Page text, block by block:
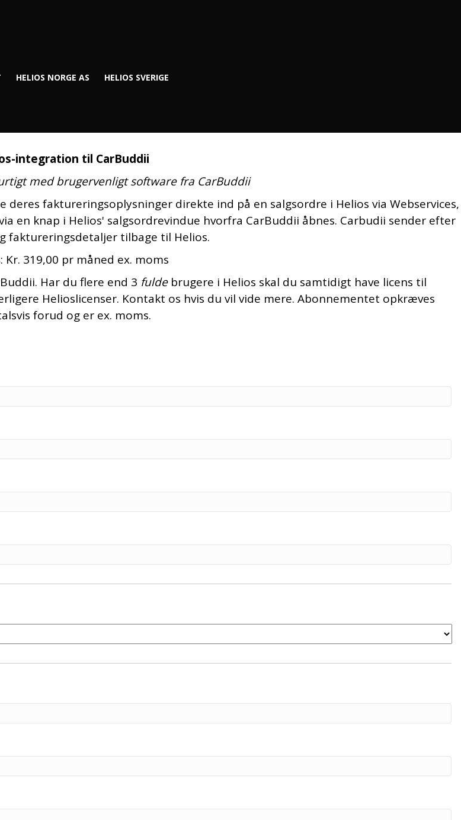
HELIOS NORGE AS HELIOS SVERIGE
integration til CarBuddii
med brugervenligt software fra CarBuddii
faktureringsoplysninger direkte ind på en salgsordre i Helios via Webservices,
en knap i Helios' salgsordrevindue hvorfra CarBuddii åbnes. Carbudii sender efter
faktureringsdetaljer tilbage til Helios.
Kr. 319,00 pr måned ex. moms
Har du flere end 3 fuldebrugere i Helios skal du samtidigt have licens til
Helioslicenser. Kontakt os hvis du vil vide mere. Abonnementet opkræves
forud og er ex. moms.